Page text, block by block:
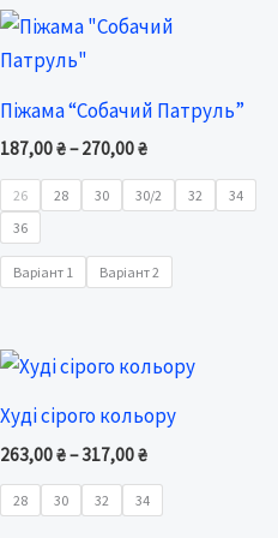
Піжама “Собачий Патруль”
187,00₴– 270,00₴
Price
270,00 ₴
26 28 30 30/2 32
34
36
Варіант 1 Варіант 2
Худі сірого кольору
263,00₴–317,00₴
Price
range:
through
317,00 ₴
28 30 32 34